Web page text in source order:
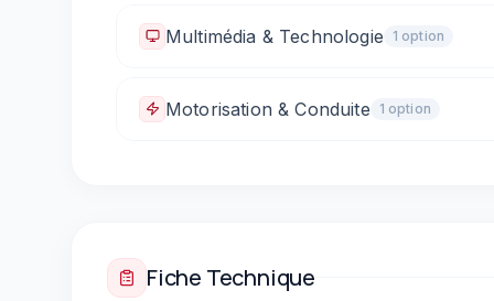
Climatisation automatique
Multimédia & Technologie 1 option
Bluetooth
Motorisation & Conduite 1 option
Fiche Technique